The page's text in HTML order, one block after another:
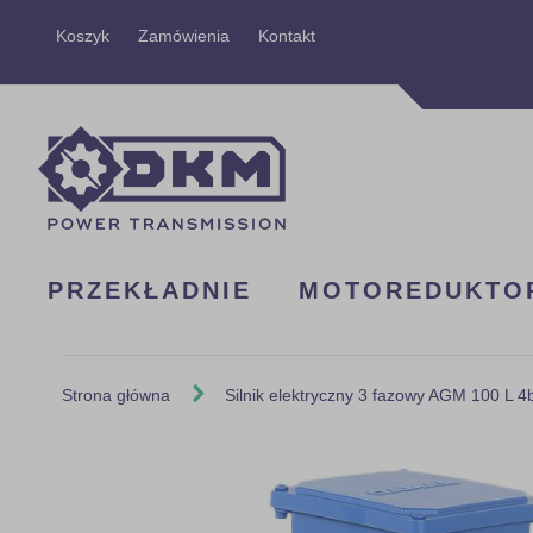
Koszyk Zamówienia KontaktPrzejdź
PRZEKŁADNIE
Strona główna Silnik elektryczny 3 fazowy AGM 100 L